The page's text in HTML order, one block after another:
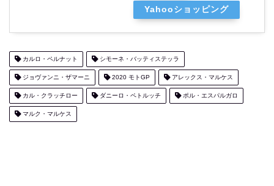
Yahooショッピング
カルロ・ペルナット シモーネ・バッティステッラ
ジョヴァンニ・ザマーニ 2020 モトGP アレックス・マルケス
カル・クラッチロー ダニーロ・ペトルッチ ポル・エスパルガロ
マルク・マルケス